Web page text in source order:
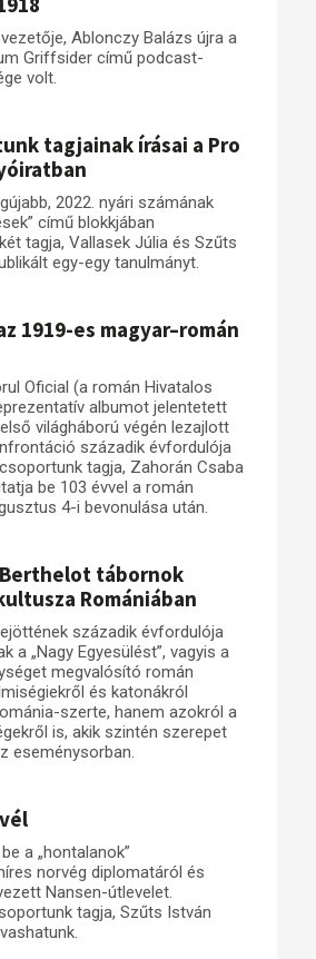
Ablonczy Balázs újra a
Griffsider című podcast-
volt.
tagjainak írásai a Pro
2022. nyári számának
című blokkjában
tagja, Vallasek Júlia és Szűts
egy-egy tanulmányt.
1919-es magyar–román
Oficial (a román Hivatalos
albumot jelentetett
világháború végén lezajlott
századik évfordulója
tagja, Zahorán Csaba
be 103 évvel a román
4-i bevonulása után.
tábornok
Romániában
századik évfordulója
a „Nagy Egyesülést”, vagyis a
megvalósító román
és katonákról
szerte, hanem azokról a
is, akik szintén szerepet
eseménysorban.
a „hontalanok”
norvég diplomatáról és
Nansen-útlevelet.
tagja, Szűts István